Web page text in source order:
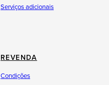
Serviços adicionais
REVENDA
Condições